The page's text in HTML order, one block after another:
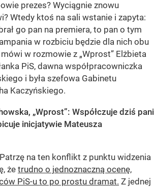
prezes? Wyciągnie znowu
Wtedy ktoś na sali wstanie i zapyta:
go pan na premiera, to pan o tym
w rozbiciu będzie dla nich obu
w rozmowie z „Wprost” Elżbieta
PiS, dawna współpracowniczka
i była szefowa Gabinetu
Kaczyńskiego.
„Wprost”: Współczuje dziś pani
inicjatywie Mateusza
Patrzę na ten konflikt z punktu widzenia
że trudno o jednoznaczną ocenę,
PiS-u to po prostu dramat. Z jednej